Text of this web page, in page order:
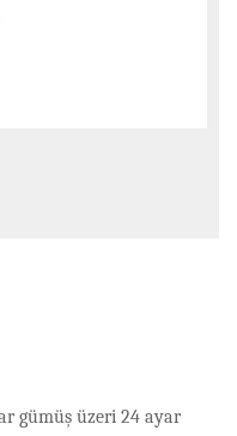
gümüş üzeri 24 ayar